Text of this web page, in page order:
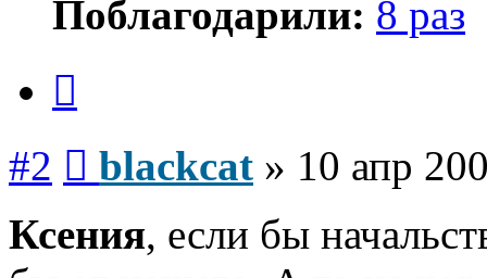
Поблагодарили: 8 раз
#2 blackcat » 10 апр
Ксения, если бы